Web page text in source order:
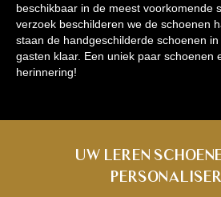
beschikbaar in de meest voorkomende
verzoek beschilderen we de schoenen
staan de handgeschilderde schoenen
gasten klaar. Een uniek paar schoenen
herinnering!
Uw leren